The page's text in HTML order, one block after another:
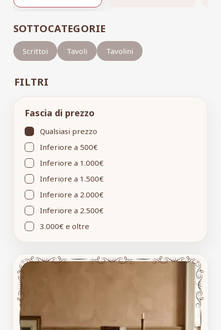
SOTTOCATEGORIE
Scrittoi Tavoli Tavolini
FILTRI
Fascia di prezzo
Qualsiasi prezzo
Inferiore a 500€
Inferiore a 1.000€
Inferiore a 1.500€
Inferiore a 2.000€
Inferiore a 2.500€
3.000€ e oltre